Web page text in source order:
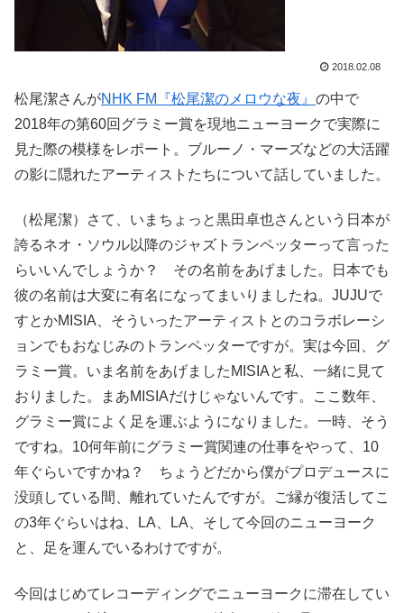
2018.02.08
松尾潔さんがNHK FM『松尾潔のメロウな夜』 の中で
2018年の第60回グラミー賞を現地ニューヨークで実際に
見た際の模様をレポート。ブルーノ・マーズなどの大活躍
の影に隠れたアーティストたちについて話していました。
（松尾潔）さて、いまちょっと黒田卓也さんという日本が
誇るネオ・ソウル以降のジャズトランペッターって言った
らいいんでしょうか？ その名前をあげました。日本でも
彼の名前は大変に有名になってまいりましたね。JUJUで
すとかMISIA、そういったアーティストとのコラボレーシ
ョンでもおなじみのトランペッターですが。実は今回、グ
ラミー賞。いま名前をあげましたMISIAと私、一緒に見て
おりました。まあMISIAだけじゃないんです。ここ数年、
グラミー賞によく足を運ぶようになりました。一時、そう
ですね。10何年前にグラミー賞関連の仕事をやって、10
年ぐらいですかね？ ちょうどだから僕がプロデュースに
没頭している間、離れていたんですが。ご縁が復活してこ
の3年ぐらいはね、LA、LA、そして今回のニューヨーク
と、足を運んでいるわけですが。
今回はじめてレコーディングでニューヨークに滞在してい